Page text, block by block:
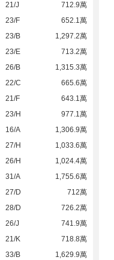
21/J
712.9萬
23/F
652.1萬
23/B
1,297.2萬
23/E
713.2萬
26/B
1,315.3萬
22/C
665.6萬
21/F
643.1萬
23/H
977.1萬
16/A
1,306.9萬
27/H
1,033.6萬
26/H
1,024.4萬
31/A
1,755.6萬
27/D
712萬
28/D
726.2萬
26/J
741.9萬
21/K
718.8萬
33/B
1,629.9萬